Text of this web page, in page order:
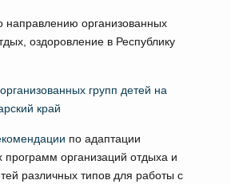
направлению организованных
оздоровление в Республику
групп детей на
край
по адаптации
программ организаций отдыха и
различных типов для работы с